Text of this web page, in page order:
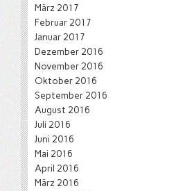
März 2017
Februar 2017
Januar 2017
Dezember 2016
November 2016
Oktober 2016
September 2016
August 2016
Juli 2016
Juni 2016
Mai 2016
April 2016
März 2016